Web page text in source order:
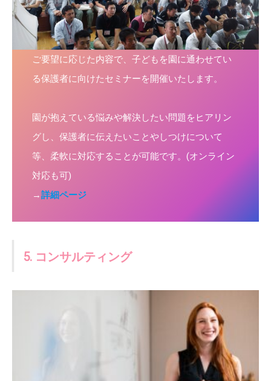
ご要望に応じた内容で、子どもを園に通わせてい
る保護者に向けたセミナーを開催いたします。
園が抱えている悩みや解決したい問題をヒアリン
グし、保護者に伝えたいことやしつけについて
等、柔軟に対応することが可能です。(オンライン
対応も可)
→詳細ページ
5. コンサルティング